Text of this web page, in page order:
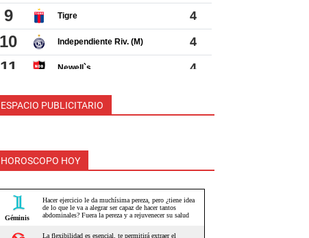
ESPACIO PUBLICITARIO
HOROSCOPO HOY